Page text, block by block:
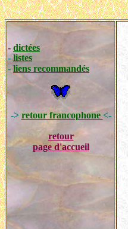
- dictées
-listes
-liens recommandés
-> retour francophone <-
retour
page d'accueil